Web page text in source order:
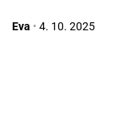
Eva • 4. 10. 2025